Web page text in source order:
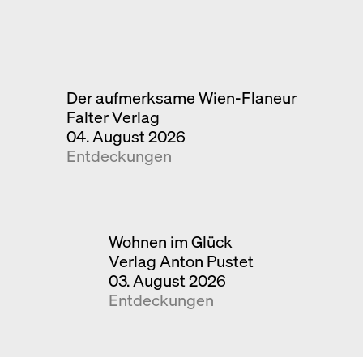
Der aufmerksame Wien-Flaneur
Falter Verlag
04. August 2026
Entdeckungen
Wohnen im Glück
Verlag Anton Pustet
03. August 2026
Entdeckungen